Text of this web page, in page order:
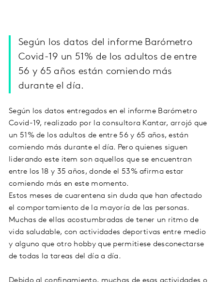
Según los datos del informe Barómetro
Covid-19 un 51% de los adultos de entre
56 y 65 años están comiendo más
durante el día.
Según los datos entregados en el informe Barómetro
Covid-19, realizado por la consultora Kantar, arrojó que
un 51% de los adultos de entre 56 y 65 años, están
comiendo más durante el día. Pero quienes siguen
liderando este item son aquellos que se encuentran
entre los 18 y 35 años, donde el 53% afirma estar
comiendo más en este momento.
Estos meses de cuarentena sin duda que han afectado
el comportamiento de la mayoría de las personas.
Muchas de ellas acostumbradas de tener un ritmo de
vida saludable, con actividades deportivas entre medio
y alguno que otro hobby que permitiese desconectarse
de todas la tareas del día a día.